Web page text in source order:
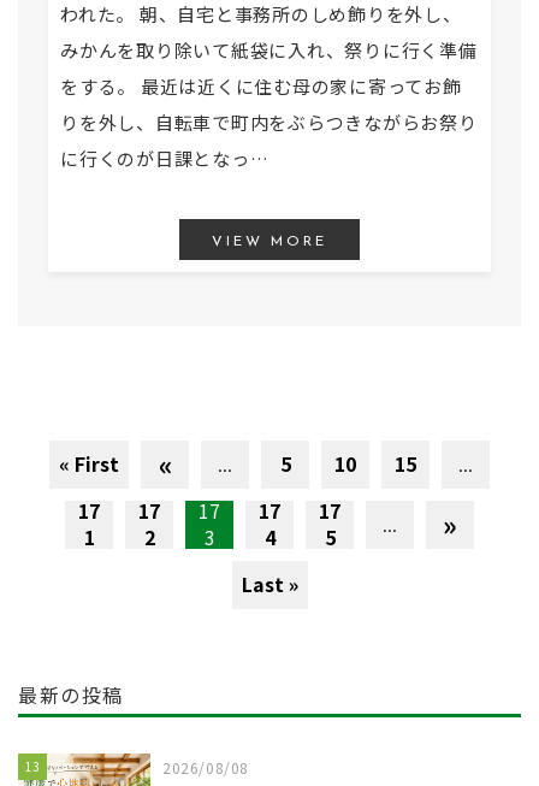
われた。 朝、自宅と事務所のしめ飾りを外し、
みかんを取り除いて紙袋に入れ、祭りに行く準備
をする。 最近は近くに住む母の家に寄ってお飾
りを外し、自転車で町内をぶらつきながらお祭り
に行くのが日課となっ…
VIEW MORE
« First « ... 5 10 15
...
17
1
17
2
17
3
17
4
17
5
... »
Last »
最新の投稿
13 2026/08/08